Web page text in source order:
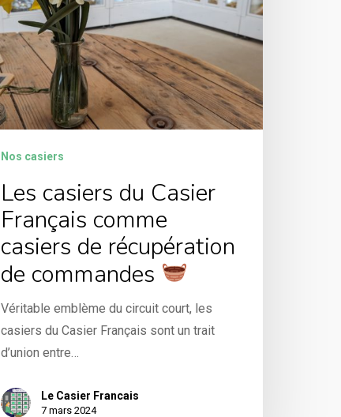
Nos casiers
Les casiers du Casier
Français comme
casiers de récupération
de commandes
Véritable emblème du circuit court, les
casiers du Casier Français sont un trait
d’union entre…
Le Casier Francais
7 mars 2024